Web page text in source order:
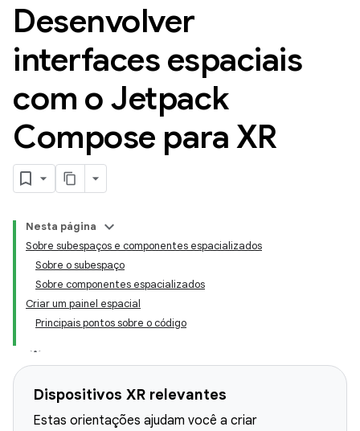
Desenvolver
interfaces espaciais
com o Jetpack
Compose para XR
Nesta página
Sobre subespaços e componentes espacializados
Sobre o subespaço
Sobre componentes espacializados
Criar um painel espacial
Principais pontos sobre o código
Dispositivos XR relevantes
Estas orientações ajudam você a criar